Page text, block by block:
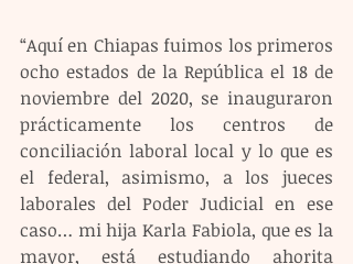
“Aquí en Chiapas fuimos los primeros
ocho estados de la República el 18 de
noviembre del 2020, se inauguraron
prácticamente los centros de
conciliación laboral local y lo que es
el federal, asimismo, a los jueces
laborales del Poder Judicial en ese
caso… mi hija Karla Fabiola, que es la
mayor, está estudiando ahorita